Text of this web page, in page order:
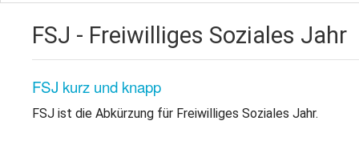
Arbeitsbereiche
FSJ - Freiwilliges Soziales Jahr
FSJ kurz und knapp
FSJ ist die Abkürzung für Freiwilliges Soziales Jahr.